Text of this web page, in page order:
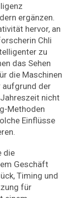
ergänzen.
hervor, an
Chli
zu
das Sehen
die Maschinen
aufgrund der
nicht
Methoden
Einflüsse
die
Geschäft
Timing und
für